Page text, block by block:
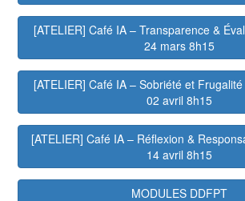
[ATELIER] Café IA – Transparence &
24 mars 8h15
[ATELIER] Café IA – Sobriété et
02 avril 8h15
[ATELIER] Café IA – Réflexion &
14 avril 8h15
MODULES DDFPT